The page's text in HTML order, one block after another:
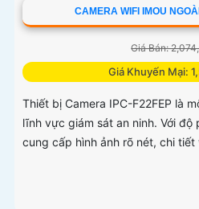
CAMERA WIFI IMOU
Giá Bán:
Giá Khuyến Mại:
Thiết bị Camera IPC-F22FEP là
lĩnh vực giám sát an ninh. Với độ
cung cấp hình ảnh rõ nét, chi tiết